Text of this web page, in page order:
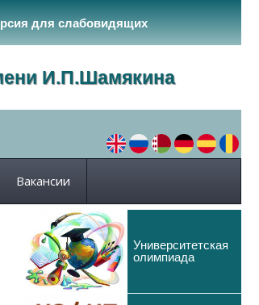
для слабовидящих
И.П.Шамякина
Вакансии
Университетская
олимпиада